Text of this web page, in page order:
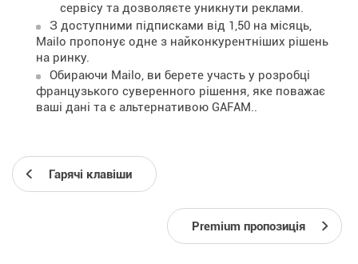
сервісу та дозволяєте уникнути реклами.
З доступними підписками від 1,50 на місяць,
Mailo пропонує одне з найконкурентніших рішень
на ринку.
Обираючи Mailo, ви берете участь у розробці
французького суверенного рішення, яке поважає
ваші дані та є альтернативою GAFAM..
Гарячі клавіши
Premium пропозиція